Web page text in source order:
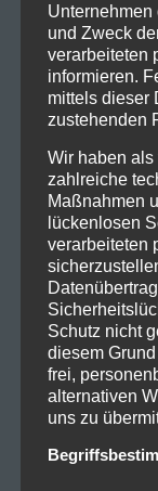
Unternehmen
und Zweck
verarbeiteten
informieren.
mittels dieser
zustehenden
Wir haben als
zahlreiche
Maßnahmen
lückenlosen
verarbeiteten
Schutz nicht
diesem
frei,
alternativen
uns zu